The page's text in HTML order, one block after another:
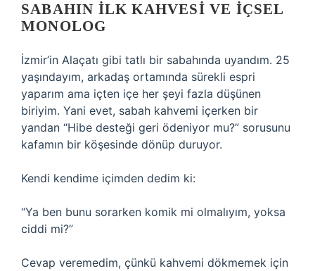
SABAHIN İLK KAHVESI VE İÇSEL
MONOLOG
İzmir’in Alaçatı gibi tatlı bir sabahında uyandım. 25
yaşındayım, arkadaş ortamında sürekli espri
yaparım ama içten içe her şeyi fazla düşünen
biriyim. Yani evet, sabah kahvemi içerken bir
yandan “Hibe desteği geri ödeniyor mu?” sorusunu
kafamın bir köşesinde dönüp duruyor.
Kendi kendime içimden dedim ki:
“Ya ben bunu sorarken komik mi olmalıyım, yoksa
ciddi mi?”
Cevap veremedim, çünkü kahvemi dökmemek için